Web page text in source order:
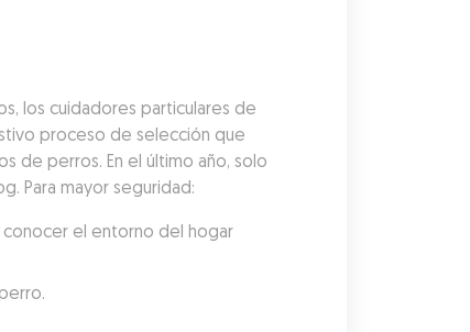
los cuidadores particulares de
proceso de selección que
de perros. En el último año, solo
Para mayor seguridad:
conocer el entorno del hogar